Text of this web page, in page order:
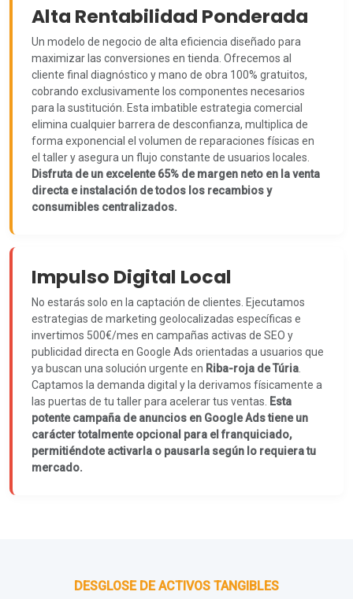
Alta Rentabilidad Ponderada
Un modelo de negocio de alta eficiencia diseñado para
maximizar las conversiones en tienda. Ofrecemos al
cliente final diagnóstico y mano de obra 100% gratuitos,
cobrando exclusivamente los componentes necesarios
para la sustitución. Esta imbatible estrategia comercial
elimina cualquier barrera de desconfianza, multiplica de
forma exponencial el volumen de reparaciones físicas en
el taller y asegura un flujo constante de usuarios locales.
Disfruta de un excelente 65% de margen neto en la venta
directa e instalación de todos los recambios y
consumibles centralizados.
Impulso Digital Local
No estarás solo en la captación de clientes. Ejecutamos
estrategias de marketing geolocalizadas específicas e
invertimos 500€/mes en campañas activas de SEO y
publicidad directa en Google Ads orientadas a usuarios que
ya buscan una solución urgente en Riba-roja de Túria
Captamos la demanda digital y la derivamos físicamente a
las puertas de tu taller para acelerar tus ventas.
Esta
potente campaña de anuncios en Google Ads tiene un
carácter totalmente opcional para el franquiciado,
permitiéndote activarla o pausarla según lo requiera tu
mercado.
DESGLOSE DE ACTIVOS TANGIBLES